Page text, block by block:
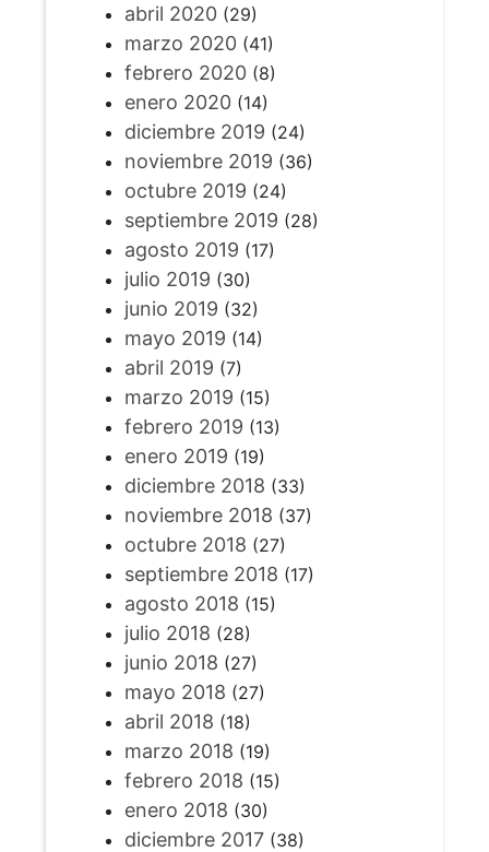
abril 2020(29)
marzo 2020(41)
febrero 2020(8)
enero 2020(14)
diciembre 2019 (24)
noviembre 2019 (36)
octubre 2019 (24)
septiembre 2019 (28)
agosto 2019 (17)
julio 2019 (30)
junio 2019 (32)
mayo 2019 (14)
abril 2019 (7)
marzo 2019 (15)
febrero 2019 (13)
enero 2019 (19)
diciembre 2018 (33)
noviembre 2018 (37)
octubre 2018 (27)
septiembre 2018 (17)
agosto 2018 (15)
julio 2018 (28)
junio 2018 (27)
mayo 2018 (27)
abril 2018 (18)
marzo 2018 (19)
febrero 2018 (15)
enero 2018 (30)
diciembre 2017(38)